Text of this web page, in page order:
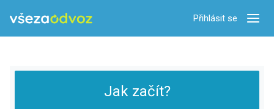
Přihlásit se
Jak začít?